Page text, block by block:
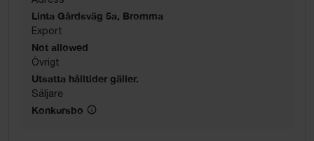
Linta Gårdsväg 5a, Bromma
Export
Not allowed
Övrigt
Utsatta hålltider gäller.
Säljare
Konkursbo